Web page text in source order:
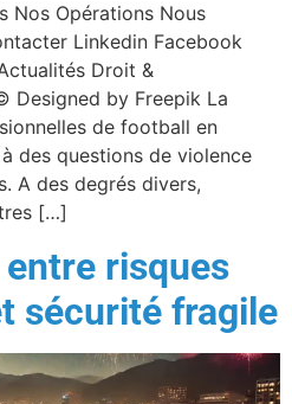
Nos Opérations Nous
Linkedin Facebook
Droit &
Designed by Freepik La
de football en
des questions de violence
A des degrés divers,
[…]
risques
sécurité fragile